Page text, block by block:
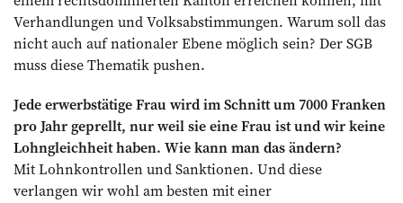
Verhandlungen und Volksabstimmungen. Warum soll das
nicht auch auf nationaler Ebene möglich sein? Der SGB
muss diese Thematik pushen.
Jede erwerbstätige Frau wird im Schnitt um 7000 Franken
pro Jahr geprellt, nur weil sie eine Frau ist und wir keine
Lohngleichheit haben. Wie kann man das ändern?
Mit Lohnkontrollen und Sanktionen. Und diese
verlangen wir wohl am besten mit einer